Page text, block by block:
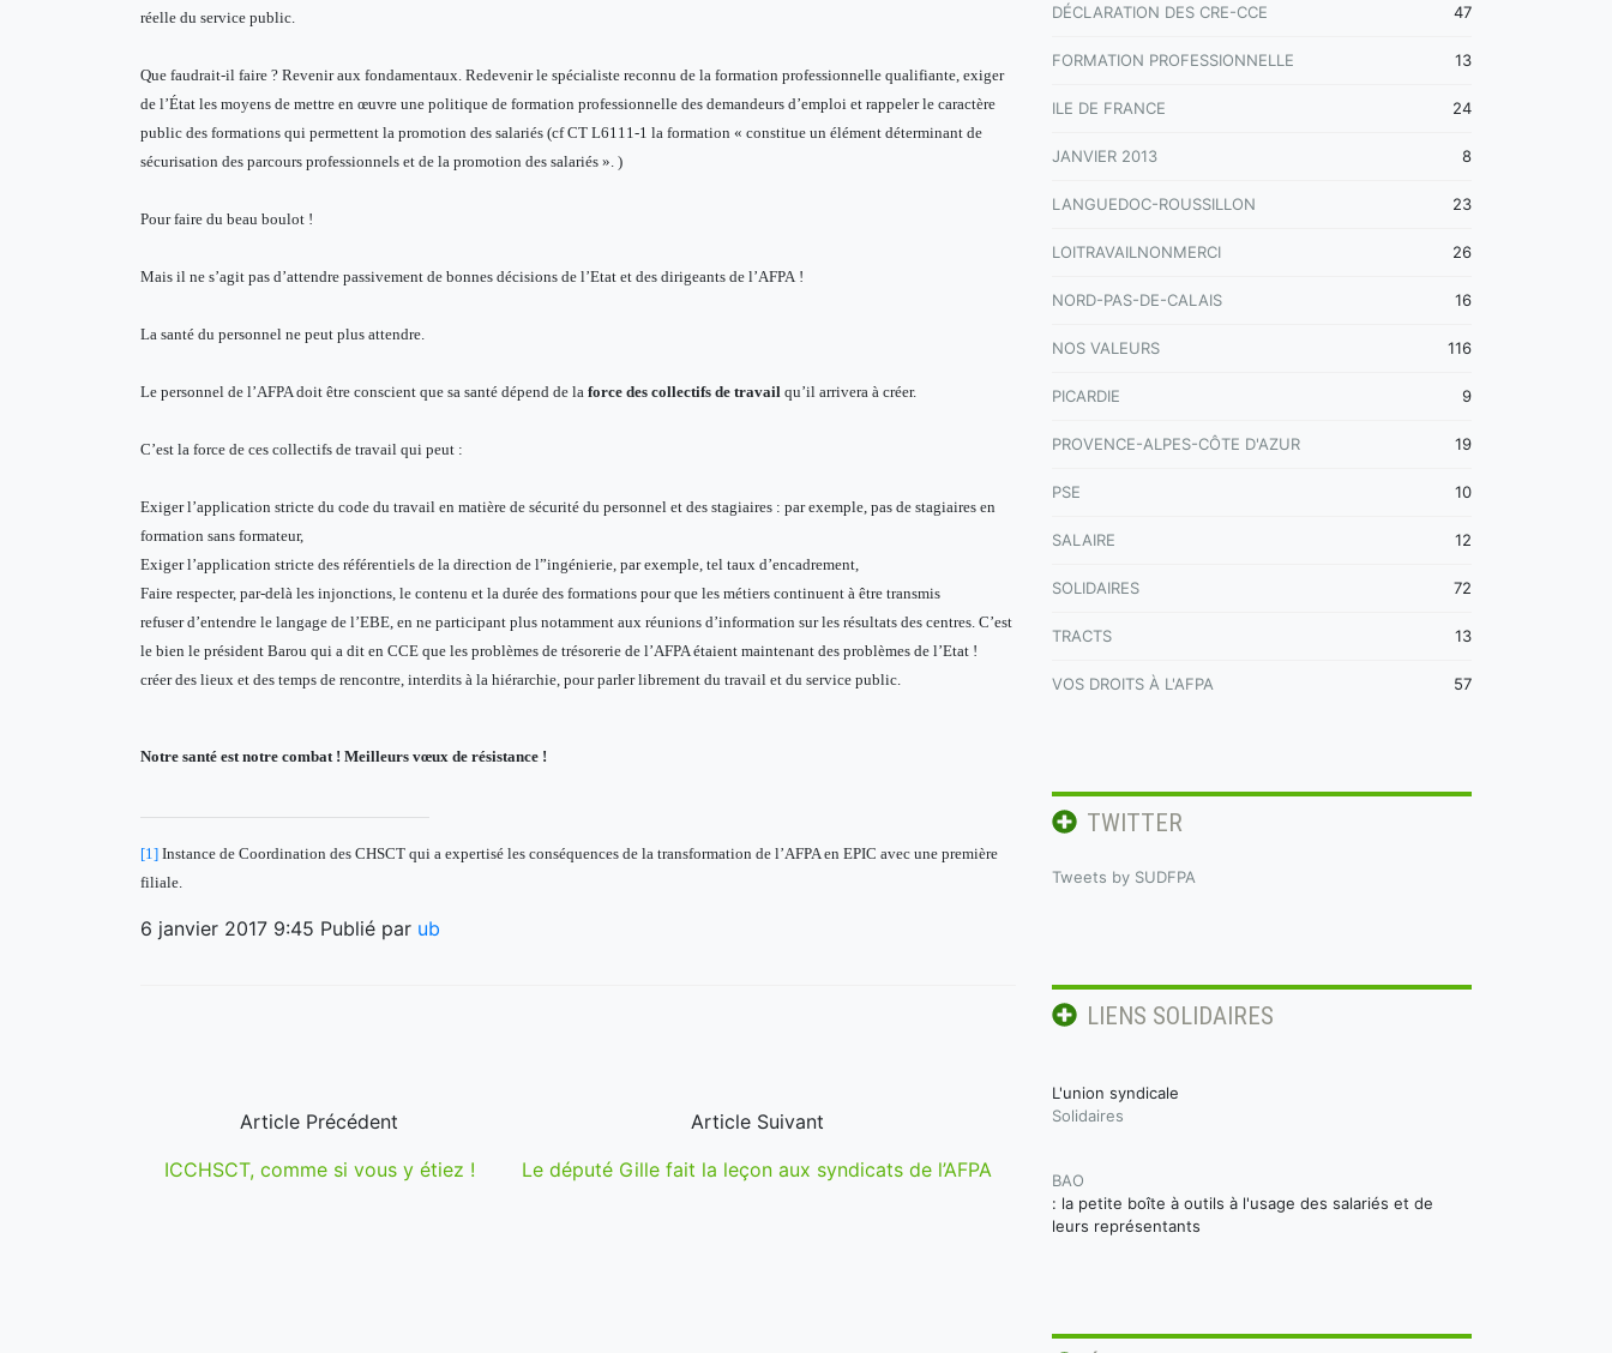
réelle du service public.
Que faudrait-il faire ? Revenir aux fondamentaux. Redevenir le spécialiste reconnu de la formation professionnelle qualifiante, exiger
de l’État les moyens de mettre en œuvre une politique de formation professionnelle des demandeurs d’emploi et rappeler le caractère
public des formations qui permettent la promotion des salariés (cf CT L6111-1 la formation « constitue un élément déterminant de
sécurisation des parcours professionnels et de la promotion des salariés ». )
Pour faire du beau boulot !
Mais il ne s’agit pas d’attendre passivement de bonnes décisions de l’Etat et des dirigeants de l’AFPA !
La santé du personnel ne peut plus attendre.
Le personnel de l’AFPA doit être conscient que sa santé dépend de la force des collectifs de travail qu’il arrivera à créer.
C’est la force de ces collectifs de travail qui peut :
Exiger l’application stricte du code du travail en matière de sécurité du personnel et des stagiaires : par exemple, pas de stagiaires en
formation sans formateur,
Exiger l’application stricte des référentiels de la direction de l”ingénierie, par exemple, tel taux d’encadrement,
Faire respecter, par-delà les injonctions, le contenu et la durée des formations pour que les métiers continuent à être transmis
refuser d’entendre le langage de l’EBE, en ne participant plus notamment aux réunions d’information sur les résultats des centres. C’est
le bien le président Barou qui a dit en CCE que les problèmes de trésorerie de l’AFPA étaient maintenant des problèmes de l’Etat !
créer des lieux et des temps de rencontre, interdits à la hiérarchie, pour parler librement du travail et du service public.
Notre santé est notre combat ! Meilleurs vœux de résistance !
[1] Instance de Coordination des CHSCT qui a expertisé les conséquences de la transformation de l’AFPA en EPIC avec une première
filiale.
6 janvier 2017 9:45 Publié par ub
Article Précédent
ICCHSCT, comme si vous y étiez !
Article Suivant
Le député Gille fait la leçon aux syndicats de l’AFPA
DÉCLARATION DES CRE-CCE 47
FORMATION PROFESSIONNELLE 13
ILE DE FRANCE 24
JANVIER 2013 8
LANGUEDOC-ROUSSILLON 23
LOITRAVAILNONMERCI 26
NORD-PAS-DE-CALAIS 16
NOS VALEURS 116
PICARDIE 9
PROVENCE-ALPES-CÔTE D'AZUR 19
PSE 10
SALAIRE 12
SOLIDAIRES 72
TRACTS 13
VOS DROITS À L'AFPA 57
TWITTER
Tweets by SUDFPA
LIENS SOLIDAIRES
L'union syndicale
Solidaires
BAO
: la petite boîte à outils à l'usage des salariés et de
leurs représentants